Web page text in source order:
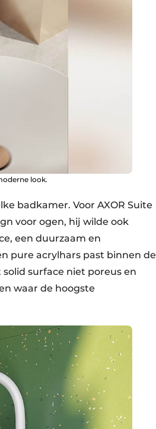
look.
badkamer. Voor AXOR Suite
voor ogen, hij wilde ook
een duurzaam en
pure acrylhars past binnen de
surface niet poreus en
waar de hoogste